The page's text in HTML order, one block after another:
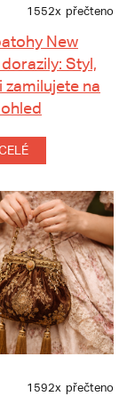
1552x přečteno
New
Styl,
zamilujete na
1592x přečteno